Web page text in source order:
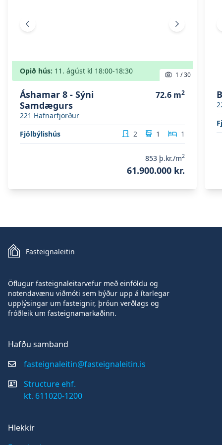
Opið hús: 11. ágúst kl 18:00-18:30
Fyrri mynd Næsta mynd
1 /30
Áshamar 8 - Sýni
Samdægurs
221 Hafnarfjörður
72.6m2
Fjölbýlishús 2 1 1
853þ.kr./m2
61.900.000 kr.
Fasteignaleitin
Öflugur fasteignaleitarvefur með einföldu og
notendavænu viðmóti sem býður upp á ítarlegar
upplýsingar um fasteignir, þróun verðlags og
fróðleik um fasteignamarkaðinn.
Hafðu samband
fasteignaleitin@fasteignaleitin.is
Structure ehf.
kt. 611020-1200
Hlekkir